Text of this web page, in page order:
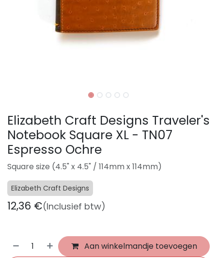
Elizabeth Craft Designs Traveler's
Notebook Square XL - TN07
Espresso Ochre
Square size (4.5" x 4.5" / 114mm x 114mm)
Elizabeth Craft Designs
12,36 €(Inclusief btw)
Aan winkelmandje toevoegen